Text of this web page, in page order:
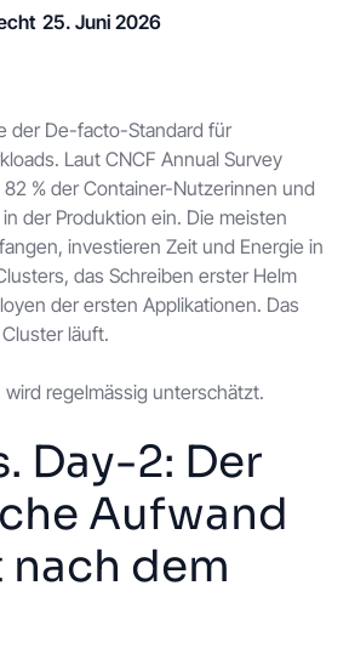
Support
25. Juni 2026
der De-facto-Standard für
Laut CNCF Annual Survey
% der Container-Nutzerinnen und
der Produktion ein. Die meisten
investieren Zeit und Energie in
das Schreiben erster Helm
der ersten Applikationen. Das
läuft.
regelmässig unterschätzt.
Day-2: Der
Aufwand
dem